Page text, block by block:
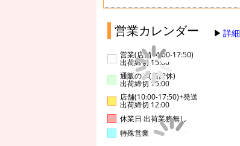
営業カレンダー 詳細
営業(店舗14:00-17:50)
出荷締切 15:00
通販のみ(店舗休)
出荷締切 15:00
店舗(10:00-17:50)+発送
出荷締切 12:00
休業日 出荷業務無し
特殊営業